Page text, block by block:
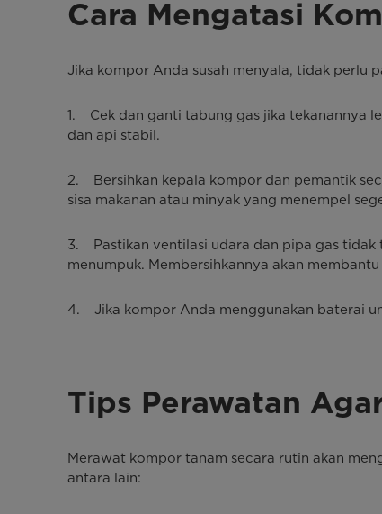
Cara Mengatasi
Jika kompor Anda susah menyala, tidak perlu
1. Cek dan ganti tabung gas jika tekanannya
dan api stabil.
2. Bersihkan kepala kompor dan pemantik
sisa makanan atau minyak yang menempel
3. Pastikan ventilasi udara dan pipa gas tidak
menumpuk. Membersihkannya akan
4. Jika kompor Anda menggunakan baterai
Tips Perawatan
Merawat kompor tanam secara rutin akan
antara lain: